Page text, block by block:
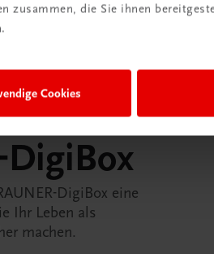
zusammen, die Sie ihnen
Cookies
in der
DigiBox
DigiBox eine
Ihr Leben als
machen.